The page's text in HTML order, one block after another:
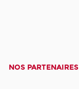
NOS PARTENAIRES